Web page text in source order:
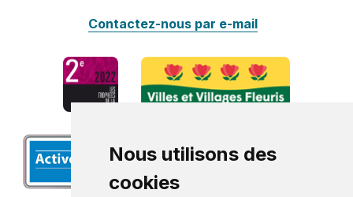
Nous utilisons des
cookies
Contactez-nous par e-mail